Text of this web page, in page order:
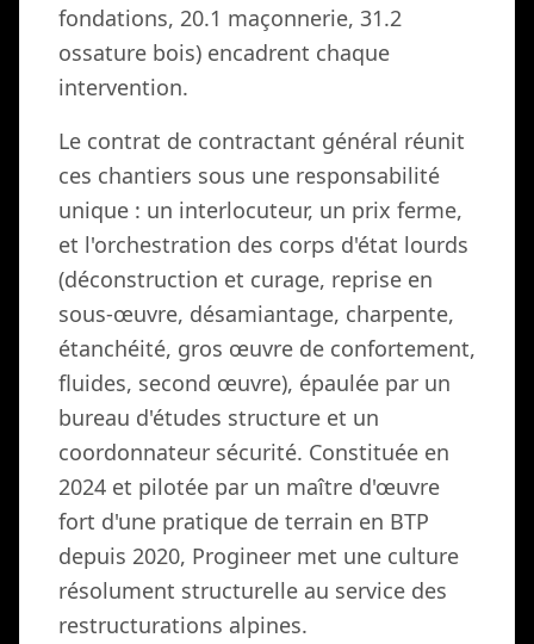
fondations, 20.1 maçonnerie, 31.2
ossature bois) encadrent chaque
intervention.
Le contrat de contractant général réunit
ces chantiers sous une responsabilité
unique : un interlocuteur, un prix ferme,
et l'orchestration des corps d'état lourds
(déconstruction et curage, reprise en
sous-œuvre, désamiantage, charpente,
étanchéité, gros œuvre de confortement,
fluides, second œuvre), épaulée par un
bureau d'études structure et un
coordonnateur sécurité. Constituée en
2024 et pilotée par un maître d'œuvre
fort d'une pratique de terrain en BTP
depuis 2020, Progineer met une culture
résolument structurelle au service des
restructurations alpines.